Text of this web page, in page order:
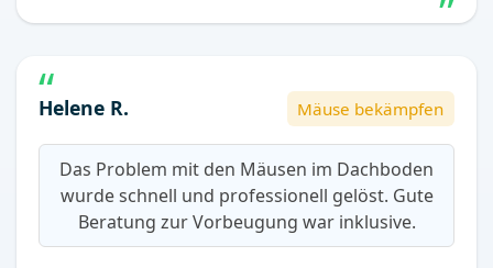
Helene R. Mäuse bekämpfen
Das Problem mit den Mäusen im Dachboden
wurde schnell und professionell gelöst. Gute
Beratung zur Vorbeugung war inklusive.